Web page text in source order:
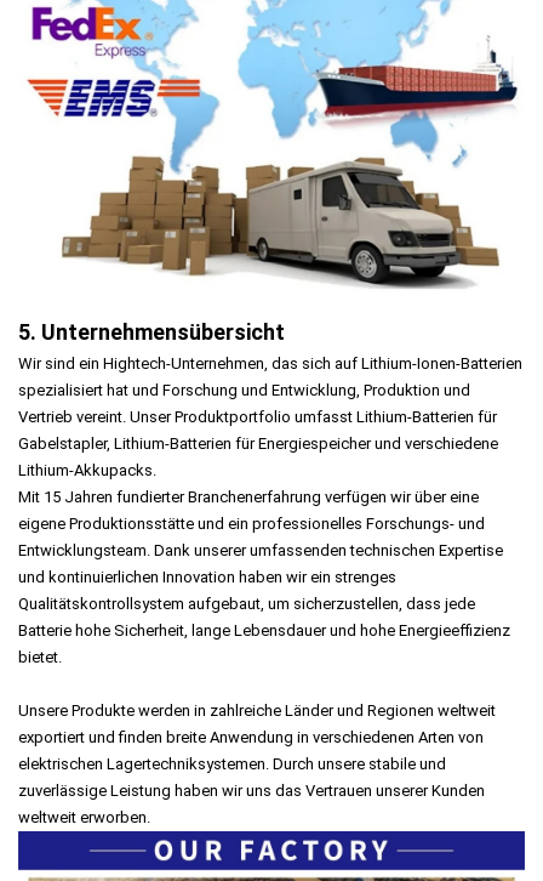
5. Unternehmensübersicht
Wir sind ein Hightech-Unternehmen, das sich auf Lithium-Ionen-Batterien
spezialisiert hat und Forschung und Entwicklung, Produktion und
Vertrieb vereint. Unser Produktportfolio umfasst Lithium-Batterien für
Gabelstapler, Lithium-Batterien für Energiespeicher und verschiedene
Lithium-Akkupacks.
Mit 15 Jahren fundierter Branchenerfahrung verfügen wir über eine
eigene Produktionsstätte und ein professionelles Forschungs- und
Entwicklungsteam. Dank unserer umfassenden technischen Expertise
und kontinuierlichen Innovation haben wir ein strenges
Qualitätskontrollsystem aufgebaut, um sicherzustellen, dass jede
Batterie hohe Sicherheit, lange Lebensdauer und hohe Energieeffizienz
bietet.
Unsere Produkte werden in zahlreiche Länder und Regionen weltweit
exportiert und finden breite Anwendung in verschiedenen Arten von
elektrischen Lagertechniksystemen. Durch unsere stabile und
zuverlässige Leistung haben wir uns das Vertrauen unserer Kunden
weltweit erworben.